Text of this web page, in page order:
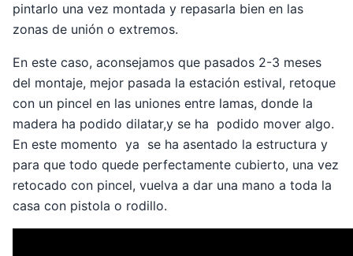
pintarlo una vez montada y repasarla bien en las
zonas de unión o extremos.
En este caso, aconsejamos que pasados 2-3 meses
del montaje, mejor pasada la estación estival, retoque
con un pincel en las uniones entre lamas, donde la
madera ha podido dilatar,y se ha podido mover algo.
En este momento ya se ha asentado la estructura y
para que todo quede perfectamente cubierto, una vez
retocado con pincel, vuelva a dar una mano a toda la
casa con pistola o rodillo.